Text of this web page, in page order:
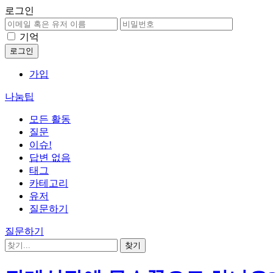
로그인
기억
가입
나눔팁
모든 활동
질문
이슈!
답변 없음
태그
카테고리
유저
질문하기
질문하기